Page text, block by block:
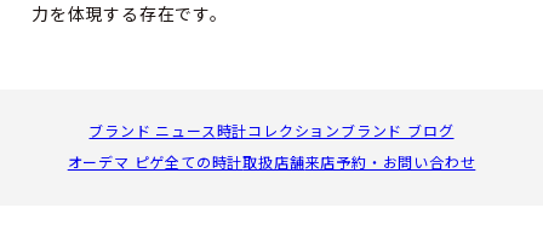
力を体現する存在です。
ブランド ニュース時計コレクションブランド ブログ
オーデマ ピゲ全ての時計取扱店舗来店予約・お問い合わせ